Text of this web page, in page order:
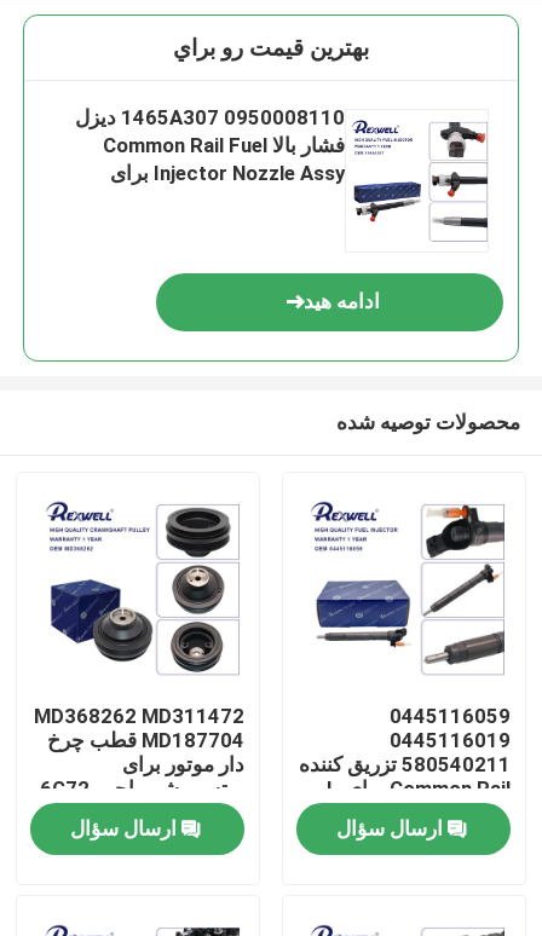
خونه
محصولات
ویدیو
بهترين قيمت رو براي
1465A307 0950008110 دیزل
فشار بالا Common Rail Fuel
Injector Nozzle Assy برای
ادامه هید
محصولات توصیه شده
0445116059
0445116019
580540211 تزریق کننده
Common Rail برای I-
veco Fiat
ارسال سؤال
MD368262 MD311472
MD187704 قطب چرخ
دار موتور برای
میتسوبیشی پاجرو 6G72
6G74 L200
ارسال سؤال